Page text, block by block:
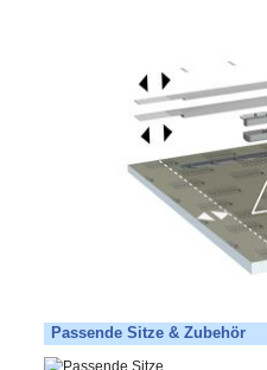
Passende Sitze & Zubehör